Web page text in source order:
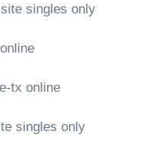
singles only
tx online
singles only